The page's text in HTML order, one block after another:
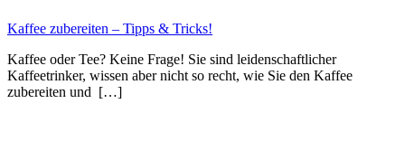
Kaffee zubereiten – Tipps & Tricks!
Kaffee oder Tee? Keine Frage! Sie sind leidenschaftlicher
Kaffeetrinker, wissen aber nicht so recht, wie Sie den Kaffee
zubereiten und […]